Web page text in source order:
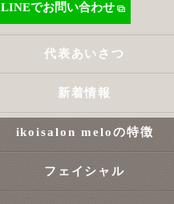
LINEでお問い合わせ
代表あいさつ
新着情報
ikoisalon meloの特徴
フェイシャル